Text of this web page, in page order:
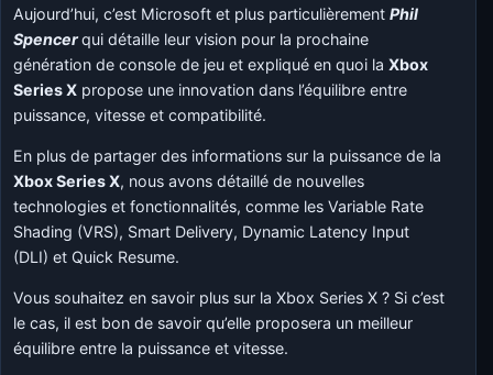
Aujourd’hui, c’est Microsoft et plus particulièrementPhil
Spencerqui détaille leur vision pour la prochaine
génération de console de jeu et expliqué en quoi laXbox
Series X propose une innovation dans l’équilibre entre
puissance, vitesse et compatibilité.
En plus de partager des informations sur la puissance de la
Xbox Series X, nous avons détaillé de nouvelles
technologies et fonctionnalités, comme les Variable Rate
Shading (VRS), Smart Delivery, Dynamic Latency Input
(DLI) et Quick Resume.
Vous souhaitez en savoir plus sur la Xbox Series X ? Si c’est
le cas, il est bon de savoir qu’elle proposera un meilleur
équilibre entre la puissance et vitesse.